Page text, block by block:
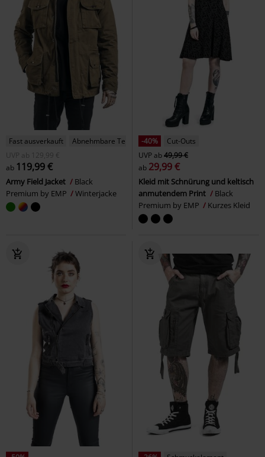
Fast ausverkauft
Abnehmbare Teile
UVP
ab
129,99 €
ab 119,99 €
Army Field Jacket
Black
Premium by EMP
Winterjacke
-40%
Cut-Outs
UVPab49,99 €
ab 29,99 €
Kleid mit Schnürung und keltisch
anmutendem Print
Black
Premium by EMP
Kurzes Kleid